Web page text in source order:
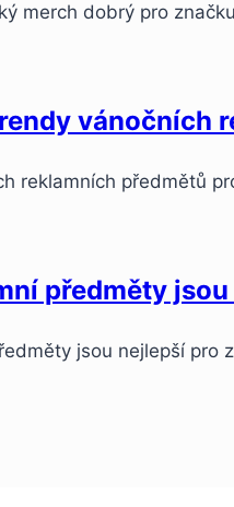
merch dobrý pro
vánočních
reklamních předmětů
předměty
jsou nejlepší pro